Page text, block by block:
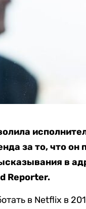
за то, что
в
Reporter.
в Netflix в